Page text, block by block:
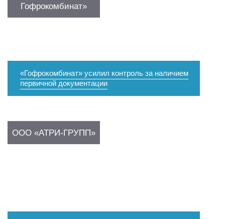
Гофрокомбинат»
«Гофрокомбинат» усилил контроль за наличием
первичной документации
ООО «АТРИ-ГРУПП»